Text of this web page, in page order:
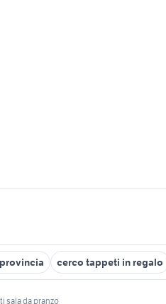
cerco tappeti in regalo
sala da pranzo